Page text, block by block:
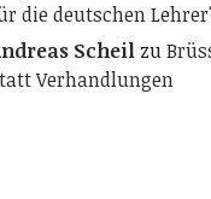
die deutschen
Scheilzu
Verhandlungen